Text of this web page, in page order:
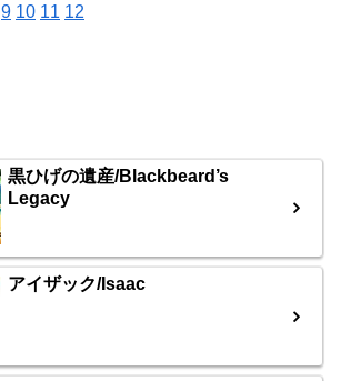
9 10 11 12
黒ひげの遺産/Blackbeard’s
Legacy
アイザック/Isaac